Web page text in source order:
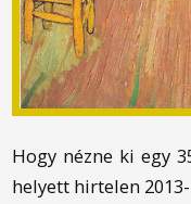
Hogy nézne ki egy
helyett hirtelen